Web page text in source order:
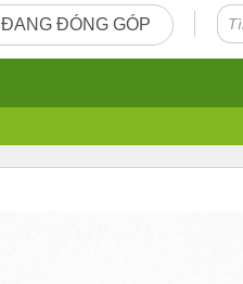
ĐANG ĐÓNG GÓP